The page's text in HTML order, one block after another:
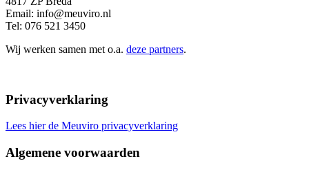
Email: info@meuviro.nl
Tel: 076 521 3450
Wij werken samen met o.a. deze partners.
Privacyverklaring
Lees hier de Meuviro privacyverklaring
Algemene voorwaarden